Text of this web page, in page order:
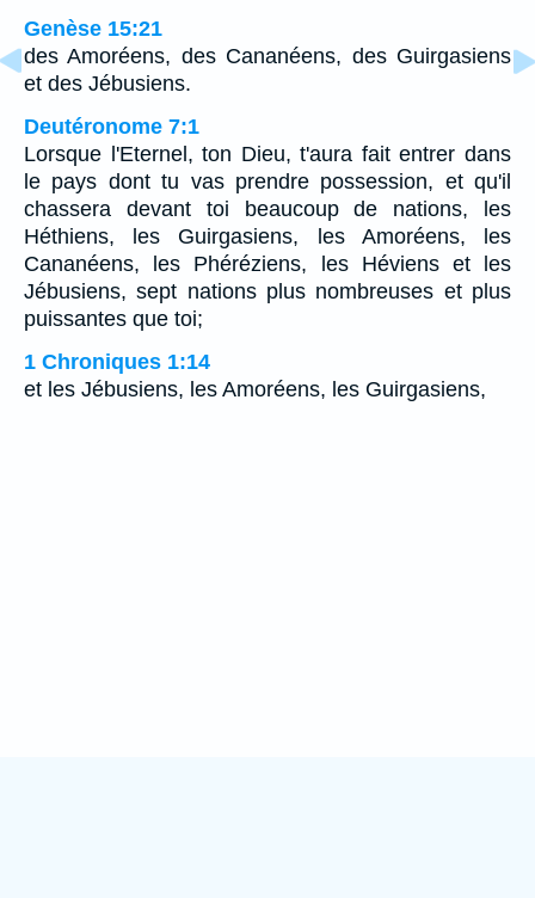
Genèse 15:21
des Amoréens, des Cananéens, des Guirgasiens
et des Jébusiens.
Deutéronome 7:1
Lorsque l'Eternel, ton Dieu, t'aura fait entrer dans
le pays dont tu vas prendre possession, et qu'il
chassera devant toi beaucoup de nations, les
Héthiens, les Guirgasiens, les Amoréens, les
Cananéens, les Phéréziens, les Héviens et les
Jébusiens, sept nations plus nombreuses et plus
puissantes que toi;
1 Chroniques 1:14
et les Jébusiens, les Amoréens, les Guirgasiens,